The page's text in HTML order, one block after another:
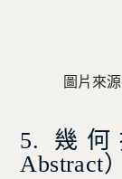
圖片來
5. 幾何
Abstract